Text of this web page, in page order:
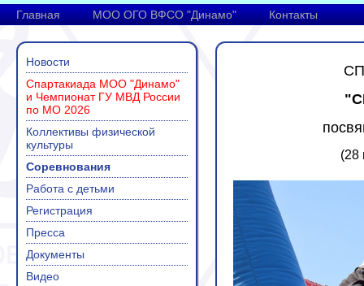
Главная МОО ОГО ВФСО "Динамо" Контакты
Новости
Спартакиада МОО "Динамо"
и Чемпионат ГУ МВД России
по МО 2026
Коллективы физической
культуры
Соревнования
Работа с детьми
Регистрация
Пресса
Документы
Видео
(28